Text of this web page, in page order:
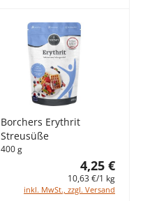
Borchers Erythrit
Streusüße
400 g
4,25 €
10,63 €/1 kg
inkl. MwSt., zzgl. Versand